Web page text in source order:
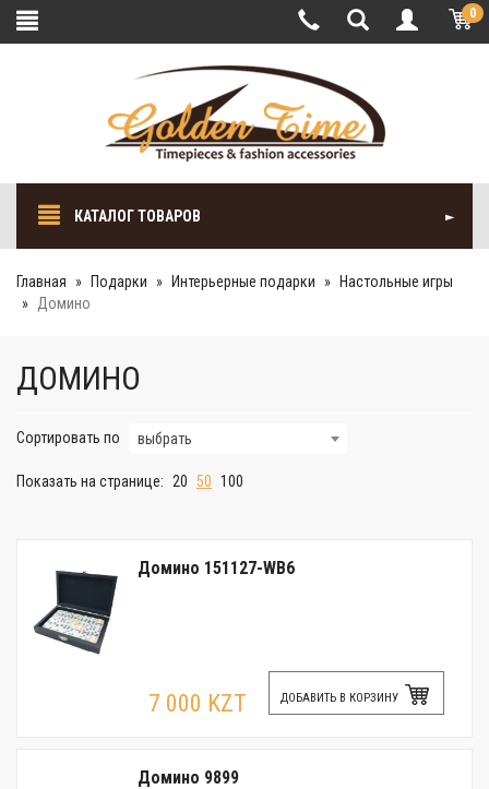
0
КАТАЛОГ ТОВАРОВ
Главная Подарки Интерьерные подарки
Настольные игры
Домино
ДОМИНО
Сортировать по выбрать
Показать на странице: 20 50 100
Домино 151127-WB6
7 000 KZT ДОБАВИТЬ В КОРЗИНУ
Домино 9899